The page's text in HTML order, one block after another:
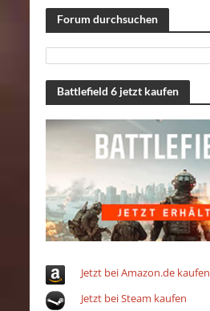
Forum durchsuchen
Battlefield 6 jetzt kaufen
Jetzt bei Amazon.de kaufen
Jetzt bei Steam kaufen